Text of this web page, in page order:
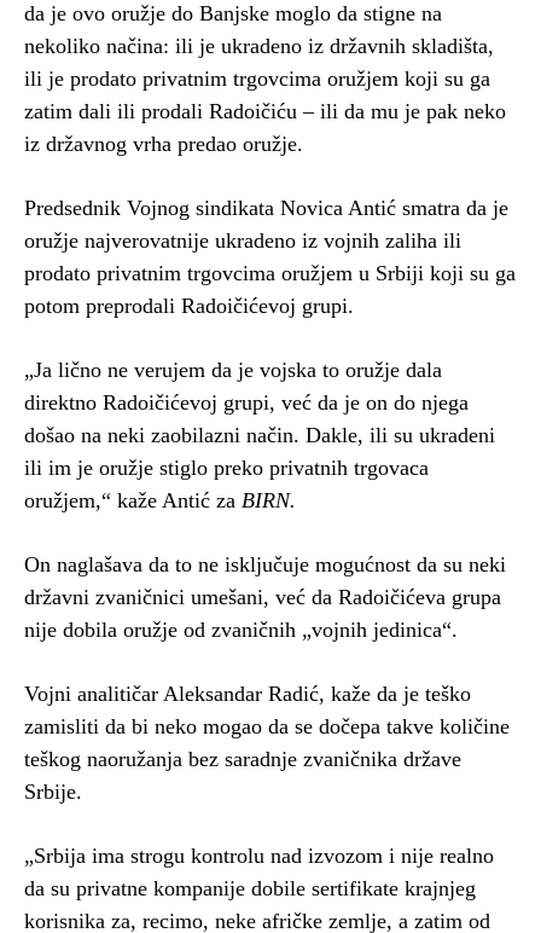
da je ovo oružje do Banjske moglo da stigne na
nekoliko načina: ili je ukradeno iz državnih skladišta,
ili je prodato privatnim trgovcima oružjem koji su ga
zatim dali ili prodali Radoičiću – ili da mu je pak neko
iz državnog vrha predao oružje.
Predsednik Vojnog sindikata Novica Antić smatra da je
oružje najverovatnije ukradeno iz vojnih zaliha ili
prodato privatnim trgovcima oružjem u Srbiji koji su ga
potom preprodali Radoičićevoj grupi.
„Ja lično ne verujem da je vojska to oružje dala
direktno Radoičićevoj grupi, već da je on do njega
došao na neki zaobilazni način. Dakle, ili su ukradeni
ili im je oružje stiglo preko privatnih trgovaca
oružjem,“ kaže Antić za BIRN.
On naglašava da to ne isključuje mogućnost da su neki
državni zvaničnici umešani, već da Radoičićeva grupa
nije dobila oružje od zvaničnih „vojnih jedinica“.
Vojni analitičar Aleksandar Radić, kaže da je teško
zamisliti da bi neko mogao da se dočepa takve količine
teškog naoružanja bez saradnje zvaničnika države
Srbije.
„Srbija ima strogu kontrolu nad izvozom i nije realno
da su privatne kompanije dobile sertifikate krajnjeg
korisnika za, recimo, neke afričke zemlje, a zatim od